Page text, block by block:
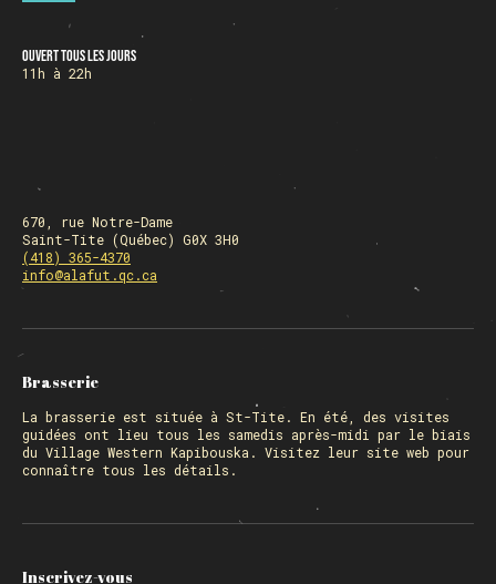
Ouvert tous les jours
11h à 22h
670, rue Notre-Dame
Saint-Tite (Québec) G0X 3H0
(418) 365-4370
info@alafut.qc.ca
Brasserie
La brasserie est située à St-Tite. En été, des visites
guidées ont lieu tous les samedis après-midi par le biais
du Village Western Kapibouska. Visitez leur site web pour
connaître tous les détails.
Inscrivez-vous
FERMÉ 31 déc. et 01 janvier